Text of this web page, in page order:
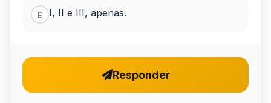
E I, II e III, apenas.
Responder